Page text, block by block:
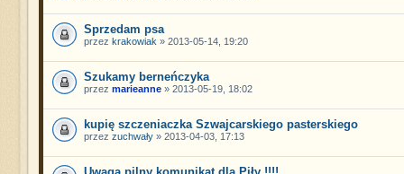
Sprzedam psa
przez krakowiak » 2013-05-14, 19:20
Szukamy berneńczyka
przez marieanne» 2013-05-19, 18:02
kupię szczeniaczka Szwajcarskiego pasterskiego
przez zuchwały» 2013-04-03, 17:13
Uwaga pilny komunikat dla Piły !!!!